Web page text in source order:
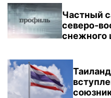
Частный
северо-
снежного